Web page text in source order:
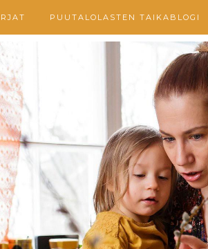
PUUTALOLASTEN TAIKABLOGI